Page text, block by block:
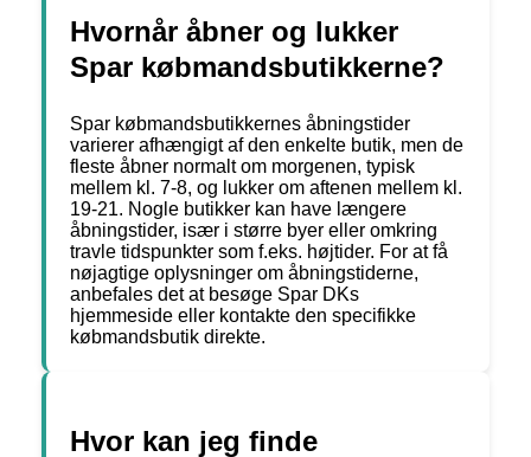
Hvornår åbner og lukker
Spar købmandsbutikkerne?
Spar købmandsbutikkernes åbningstider
varierer afhængigt af den enkelte butik, men de
fleste åbner normalt om morgenen, typisk
mellem kl. 7-8, og lukker om aftenen mellem kl.
19-21. Nogle butikker kan have længere
åbningstider, især i større byer eller omkring
travle tidspunkter som f.eks. højtider. For at få
nøjagtige oplysninger om åbningstiderne,
anbefales det at besøge Spar DKs
hjemmeside eller kontakte den specifikke
købmandsbutik direkte.
Hvor kan jeg finde